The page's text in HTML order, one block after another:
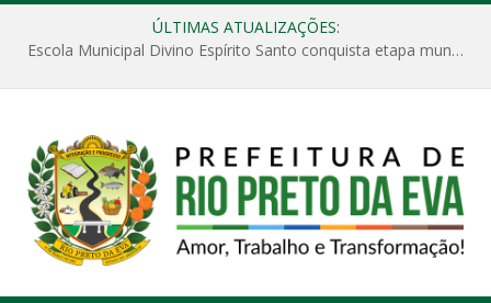
ÚLTIMAS ATUALIZAÇÕES:
Escola Municipal Divino Espírito Santo conquista etapa municipal da V Feira Amazonense de Matemática